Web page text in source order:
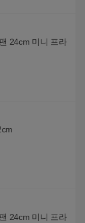
24cm 미니 프라
24cm 미니 프라